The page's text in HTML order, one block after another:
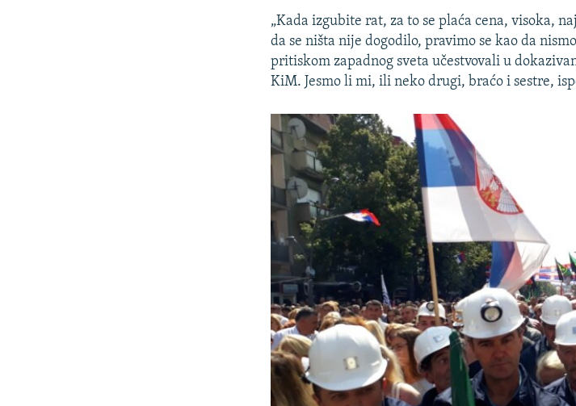
„Kada izgubite rat, za to se plaća cena, visoka,
da se ništa nije dogodilo, pravimo se kao da
pritiskom zapadnog sveta učestvovali u
KiM. Jesmo li mi, ili neko drugi, braćo i sestre,